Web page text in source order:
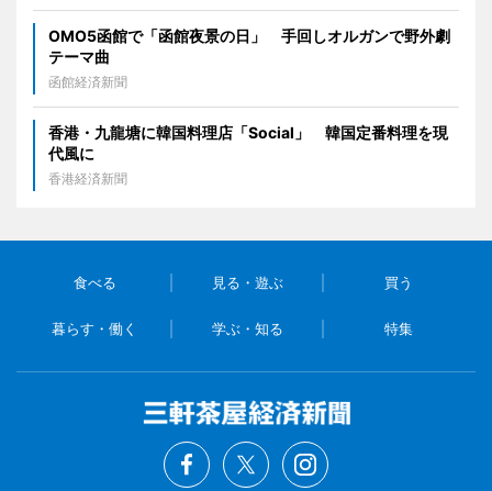
OMO5函館で「函館夜景の日」 手回しオルガンで野外劇
テーマ曲
函館経済新聞
香港・九龍塘に韓国料理店「Social」 韓国定番料理を現
代風に
香港経済新聞
食べる 見る・遊ぶ 買う
暮らす・働く 学ぶ・知る 特集